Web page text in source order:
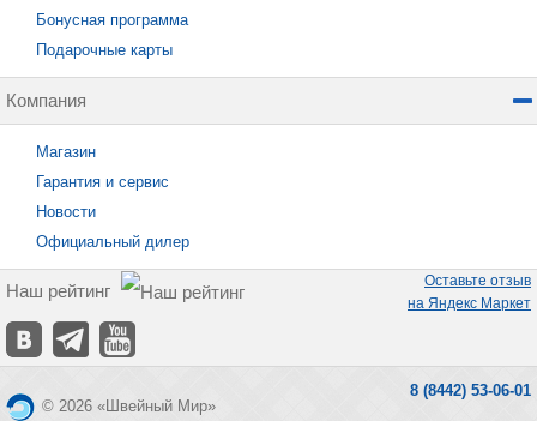
Бонусная программа
Подарочные карты
Компания
Магазин
Гарантия и сервис
Новости
Официальный дилер
Наш рейтинг
Оставьте отзыв
на Яндекс Маркет
© 2026 «Швейный Мир»
8 (8442) 53-06-01